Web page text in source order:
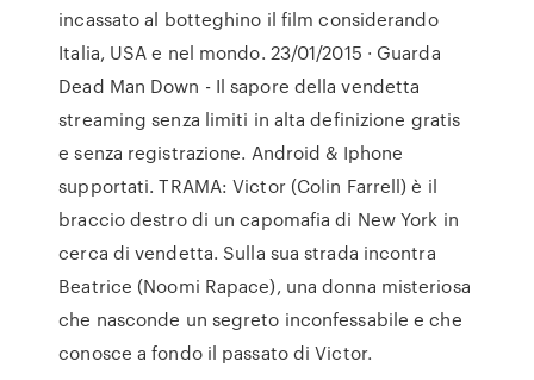
incassato al botteghino il film considerando
Italia, USA e nel mondo. 23/01/2015 · Guarda
Dead Man Down - Il sapore della vendetta
streaming senza limiti in alta definizione gratis
e senza registrazione. Android & Iphone
supportati. TRAMA: Victor (Colin Farrell) è il
braccio destro di un capomafia di New York in
cerca di vendetta. Sulla sua strada incontra
Beatrice (Noomi Rapace), una donna misteriosa
che nasconde un segreto inconfessabile e che
conosce a fondo il passato di Victor.